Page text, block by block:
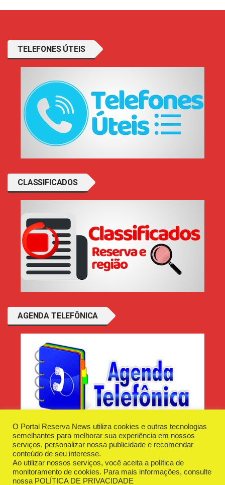
TELEFONES ÚTEIS
CLASSIFICADOS
AGENDA TELEFÔNICA
Desenvolvido e Hospedado porPlugin Informática
Reserva News Tecnologia - CNPJ - 42.509.198/0001-83
O Portal Reserva News utiliza cookies e outras tecnologias
semelhantes para melhorar sua experiência em nossos
serviços, personalizar nossa publicidade e recomendar
conteúdo de seu interesse.
Ao utilizar nossos serviços, você aceita a política de
monitoramento de cookies. Para mais informações, consulte
nossa POLÍTICA DE PRIVACIDADE